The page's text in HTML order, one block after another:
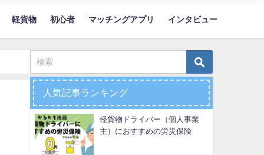
軽貨物 初心者 マッチングアプリ インタビュー
人気記事ランキング
軽貨物ドライバー（個人事業
主）におすすめの労災保険